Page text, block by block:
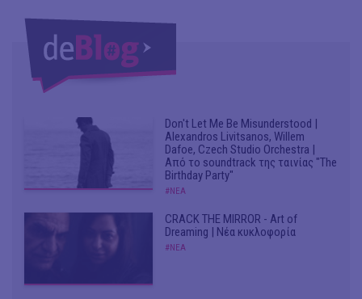
Don't Let Me Be Misunderstood |
Alexandros Livitsanos, Willem
Dafoe, Czech Studio Orchestra |
Από το soundtrack της ταινίας "The
Birthday Party"
#ΝΕΑ
CRACK THE MIRROR - Art of
Dreaming | Νέα κυκλοφορία
#ΝΕΑ